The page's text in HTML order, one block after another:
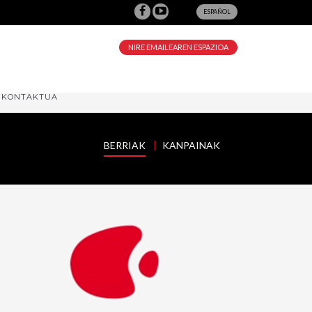
ESPAÑOL
NIRE EMAILEAREN ESPAZIOA
KONTAKTUA
BERRIAK KANPAINAK